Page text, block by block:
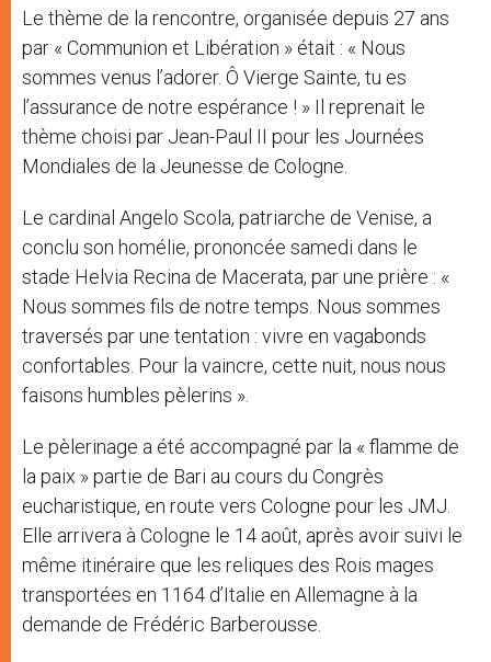
Le thème de la rencontre, organisée depuis 27 ans
par « Communion et Libération » était : « Nous
sommes venus l’adorer. Ô Vierge Sainte, tu es
l’assurance de notre espérance ! » Il reprenait le
thème choisi par Jean-Paul II pour les Journées
Mondiales de la Jeunesse de Cologne.
Le cardinal Angelo Scola, patriarche de Venise, a
conclu son homélie, prononcée samedi dans le
stade Helvia Recina de Macerata, par une prière : «
Nous sommes fils de notre temps. Nous sommes
traversés par une tentation : vivre en vagabonds
confortables. Pour la vaincre, cette nuit, nous nous
faisons humbles pèlerins ».
Le pèlerinage a été accompagné par la « flamme de
la paix » partie de Bari au cours du Congrès
eucharistique, en route vers Cologne pour les JMJ.
Elle arrivera à Cologne le 14 août, après avoir suivi le
même itinéraire que les reliques des Rois mages
transportées en 1164 d’Italie en Allemagne à la
demande de Frédéric Barberousse.